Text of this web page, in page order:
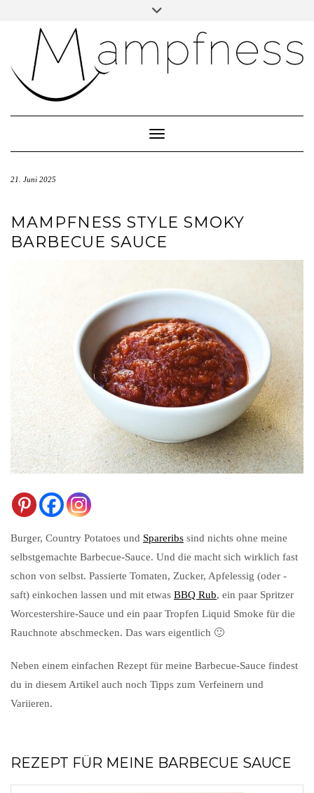
IMPRESSUM
DATENSCHUTZ
Toggle Navigation
21. Juni 2025
MAMPFNESS STYLE SMOKY
BARBECUE SAUCE
Burger, Country Potatoes und Spareribs sind nichts ohne meine
selbstgemachte Barbecue-Sauce. Und die macht sich wirklich fast
schon von selbst. Passierte Tomaten, Zucker, Apfelessig (oder -
saft) einkochen lassen und mit etwas BBQ Rub, ein paar Spritzer
Worcestershire-Sauce und ein paar Tropfen Liquid Smoke für die
Rauchnote abschmecken. Das wars eigentlich 🙂
Neben einem einfachen Rezept für meine Barbecue-Sauce findest
du in diesem Artikel auch noch Tipps zum Verfeinern und
Variieren.
REZEPT FÜR MEINE BARBECUE SAUCE